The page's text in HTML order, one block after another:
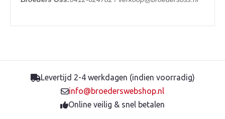
Levertijd 2-4 werkdagen (indien voorradig)
info@broederswebshop.nl
Online veilig & snel betalen